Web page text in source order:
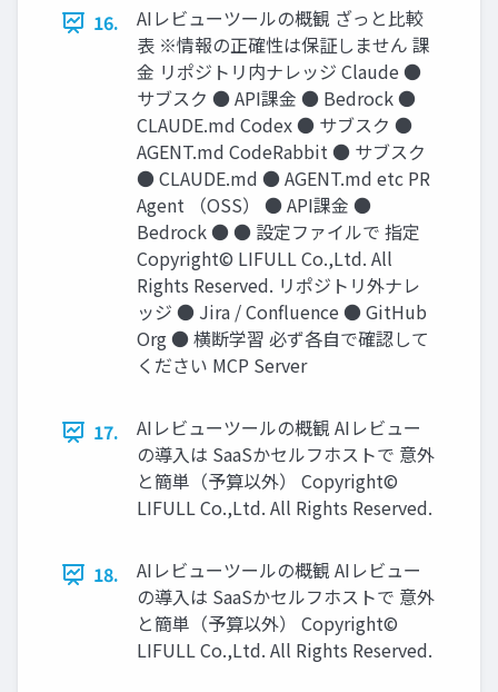
16.
AIレビューツールの概観 ざっと⽐較
表 ※情報の正確性は保証しません 課
⾦ リポジトリ内ナレッジ Claude ●
サブスク ● API課⾦ ● Bedrock ●
CLAUDE.md Codex ● サブスク ●
AGENT.md CodeRabbit ● サブスク
● CLAUDE.md ● AGENT.md etc PR
Agent （OSS） ● API課⾦ ●
Bedrock ● ● 設定ファイルで 指定
Copyright© LIFULL Co.,Ltd. All
Rights Reserved. リポジトリ外ナレ
ッジ ● Jira / Conﬂuence ● GitHub
Org ● 横断学習 必ず各⾃で確認して
ください MCP Server
17.
AIレビューツールの概観 AIレビュー
の導⼊は SaaSかセルフホストで 意外
と簡単（予算以外） Copyright©
LIFULL Co.,Ltd. All Rights Reserved.
18.
AIレビューツールの概観 AIレビュー
の導⼊は SaaSかセルフホストで 意外
と簡単（予算以外） Copyright©
LIFULL Co.,Ltd. All Rights Reserved.